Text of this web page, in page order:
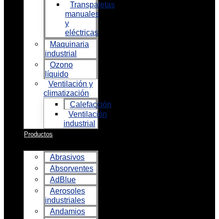
Transpaletas
manuales
y
eléctricas
Maquinaria
industrial
Ozono
líquido
Ventilación y
climatización
Calefacción
Ventilación
industrial
Productos
Abrasivos
Absorventes
AdBlue
Aerosoles
industriales
Andamios